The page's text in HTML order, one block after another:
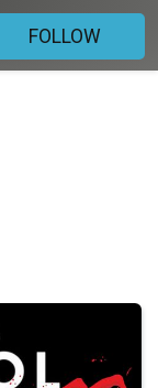
FOLLOW